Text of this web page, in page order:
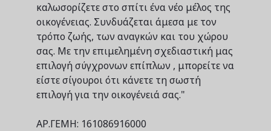
καλωσορίζετε στο σπίτι ένα νέο μέλος της
οικογένειας. Συνδυάζεται άμεσα με τον
τρόπο ζωής, των αναγκών και του χώρου
σας. Με την επιμελημένη σχεδιαστική μας
επιλογή σύγχρονων επίπλων , μπορείτε να
είστε σίγουροι ότι κάνετε τη σωστή
επιλογή για την οικογένειά σας."
ΑΡ.ΓΕΜΗ: 161086916000